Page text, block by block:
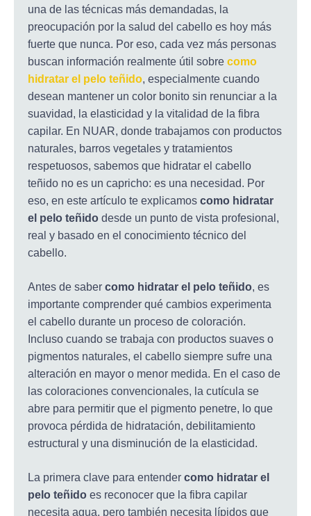
una de las técnicas más demandadas, la
preocupación por la salud del cabello es hoy más
fuerte que nunca. Por eso, cada vez más personas
buscan información realmente útil sobrecomo
hidratar el pelo teñido, especialmente cuando
desean mantener un color bonito sin renunciar a la
suavidad, la elasticidad y la vitalidad de la fibra
capilar. En NUAR, donde trabajamos con productos
naturales, barros vegetales y tratamientos
respetuosos, sabemos que hidratar el cabello
teñido no es un capricho: es una necesidad. Por
eso, en este artículo te explicamoscomo hidratar
el pelo teñido desde un punto de vista profesional,
real y basado en el conocimiento técnico del
cabello.
Antes de sabercomo hidratar el pelo teñido, es
importante comprender qué cambios experimenta
el cabello durante un proceso de coloración.
Incluso cuando se trabaja con productos suaves o
pigmentos naturales, el cabello siempre sufre una
alteración en mayor o menor medida. En el caso de
las coloraciones convencionales, la cutícula se
abre para permitir que el pigmento penetre, lo que
provoca pérdida de hidratación, debilitamiento
estructural y una disminución de la elasticidad.
La primera clave para entendercomo hidratar el
pelo teñido es reconocer que la fibra capilar
necesita agua, pero también necesita lípidos que